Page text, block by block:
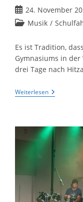
Beitrag
veröffentlicht:
24. November
Beitrags-
Musik /
Es ist Tradition,
Gymnasiums in
drei Tage nach
WeiterlesenArbeitstage
Der